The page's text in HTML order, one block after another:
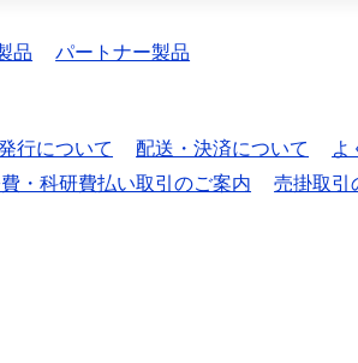
品 パートナー製品
行について 配送・決済について
よ
・科研費払い取引のご案内 売掛取引